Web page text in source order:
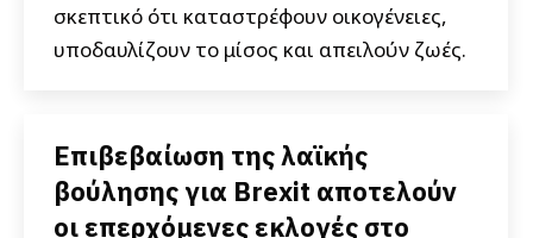
σκεπτικό ότι καταστρέφουν οικογένειες,
υποδαυλίζουν το μίσος και απειλούν ζωές.
Επιβεβαίωση της λαϊκής
βούλησης για Brexit αποτελούν
οι επερχόμενες εκλογές στο